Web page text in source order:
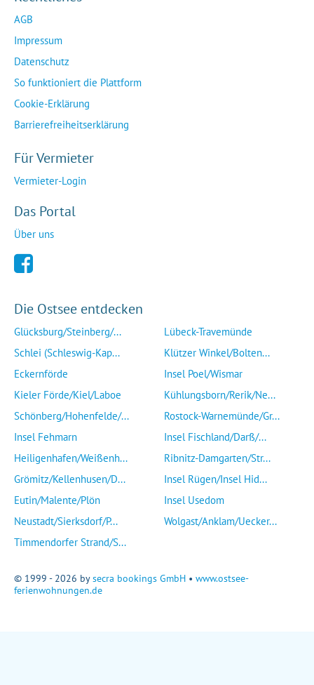
AGB
Impressum
Datenschutz
So funktioniert die Plattform
Cookie-Erklärung
Barrierefreiheitserklärung
Für Vermieter
Vermieter-Login
Das Portal
Über uns
Die Ostsee entdecken
Glücksburg/Steinberg/...
Schlei (Schleswig-Kap...
Eckernförde
Kieler Förde/Kiel/Laboe
Schönberg/Hohenfelde/...
Insel Fehmarn
Heiligenhafen/Weißenh...
Grömitz/Kellenhusen/D...
Eutin/Malente/Plön
Neustadt/Sierksdorf/P...
Timmendorfer Strand/S...
Lübeck-Travemünde
Klützer Winkel/Bolten...
Insel Poel/Wismar
Kühlungsborn/Rerik/Ne...
Rostock-Warnemünde/Gr...
Insel Fischland/Darß/...
Ribnitz-Damgarten/Str...
Insel Rügen/Insel Hid...
Insel Usedom
Wolgast/Anklam/Uecker...
© 1999 - 2026 bysecra bookings GmbH • www.ostsee-
ferienwohnungen.de